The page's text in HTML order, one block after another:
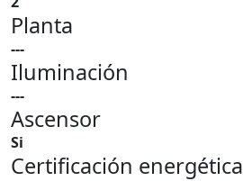
Planta
---
Iluminación
---
Ascensor
Si
Certificación energética